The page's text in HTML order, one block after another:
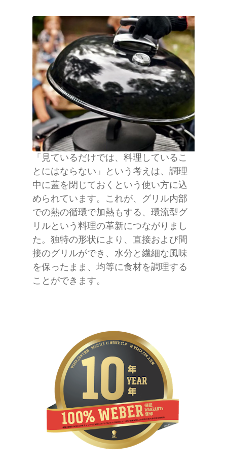
「見ているだけでは、料理しているこ
とにはならない」という考えは、調理
中に蓋を閉じておくという使い方に込
められています。これが、グリル内部
での熱の循環で加熱もする、環流型グ
リルという料理の革新につながりまし
た。独特の形状により、直接および間
接のグリルができ、水分と繊細な風味
を保ったまま、均等に食材を調理する
ことができます。